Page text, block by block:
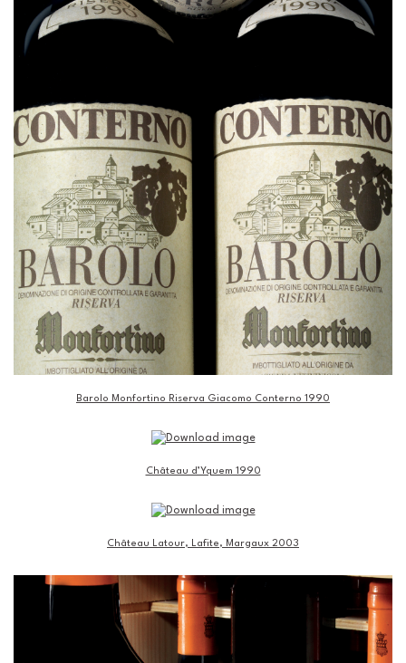
Barolo Monfortino Riserva Giacomo Conterno 1990
Château d’Yquem 1990
Château Latour, Lafite, Margaux 2003